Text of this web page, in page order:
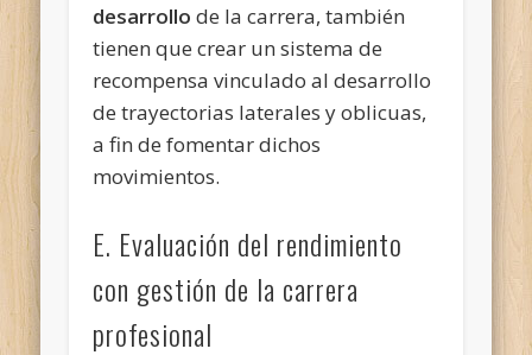
desarrollo de la carrera, también
tienen que crear un sistema de
recompensa vinculado al desarrollo
de trayectorias laterales y oblicuas,
a fin de fomentar dichos
movimientos.
E. Evaluación del rendimiento
con gestión de la carrera
profesional